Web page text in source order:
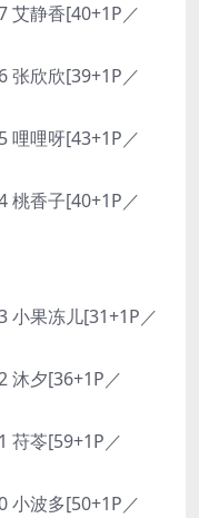
艾静香[40+1P／
张欣欣[39+1P／
哩哩呀[43+1P／
桃香子[40+1P／
小果冻儿[31+1P／
沐夕[36+1P／
苻苓[59+1P／
小波多[50+1P／